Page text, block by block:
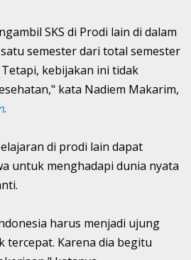
SKS di Prodi lain di dalam
semester dari total semester
kebijakan ini tidak
kata Nadiem Makarim,
.
di prodi lain dapat
untuk menghadapi dunia nyata
harus menjadi ujung
tercepat. Karena dia begitu